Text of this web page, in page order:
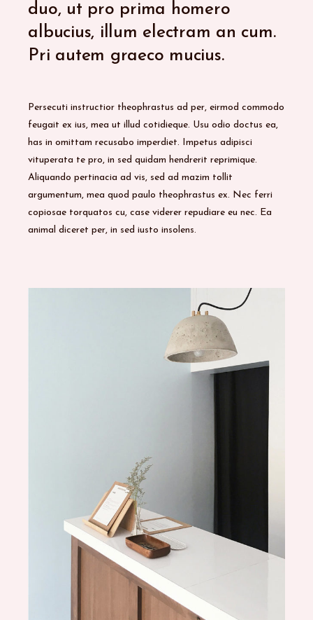
duo, ut pro prima homero
albucius, illum electram an cum.
Pri autem graeco mucius.
Persecuti instructior theophrastus ad per, eirmod commodo
feugait ex ius, mea ut illud cotidieque. Usu odio doctus ea,
has in omittam recusabo imperdiet. Impetus adipisci
vituperata te pro, in sed quidam hendrerit reprimique.
Aliquando pertinacia ad vis, sed ad mazim tollit
argumentum, mea quod paulo theophrastus ex. Nec ferri
copiosae torquatos cu, case viderer repudiare eu nec. Ea
animal diceret per, in sed iusto insolens.